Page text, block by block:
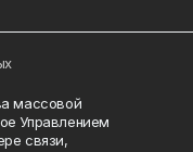
массовой
Управлением
связи,